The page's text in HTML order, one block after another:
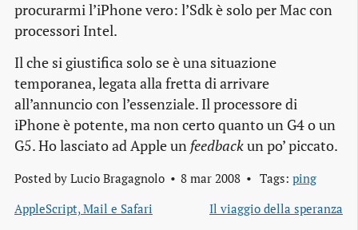
procurarmi l’iPhone vero: l’Sdk è solo per Mac con
processori Intel.
Il che si giustifica solo se è una situazione
temporanea, legata alla fretta di arrivare
all’annuncio con l’essenziale. Il processore di
iPhone è potente, ma non certo quanto un G4 o un
G5. Ho lasciato ad Apple un feedbackun po’ piccato.
Posted by Lucio Bragagnolo 8 mar 2008 Tags: ping
AppleScript, Mail e Safari
Il viaggio della speranza